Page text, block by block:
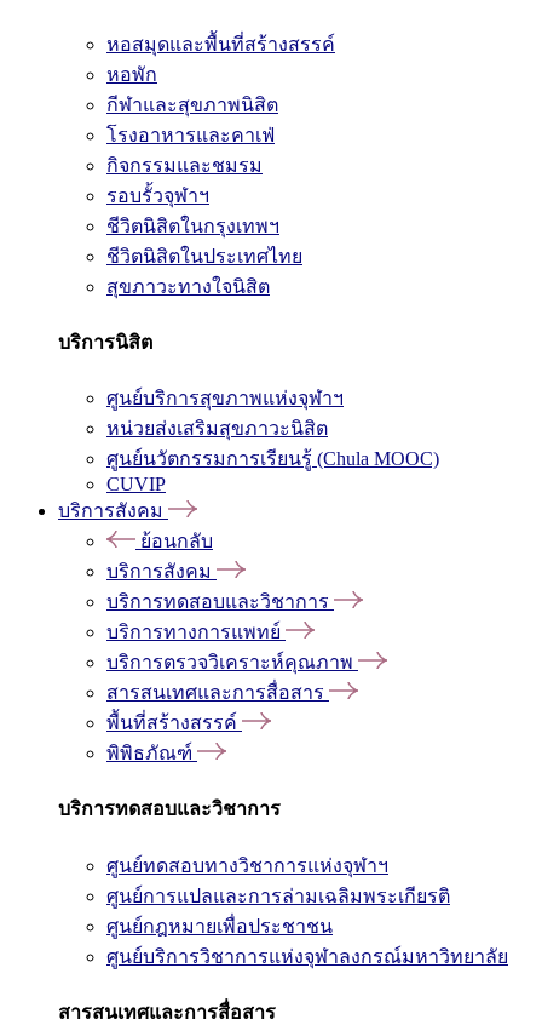
หอสมุดและพื้นที่สร้างสรรค์
หอพัก
กีฬาและสุขภาพนิสิต
โรงอาหารและคาเฟ่
กิจกรรมและชมรม
รอบรั้วจุฬาฯ
ชีวิตนิสิตในกรุงเทพฯ
ชีวิตนิสิตในประเทศไทย
สุขภาวะทางใจนิสิต
บริการนิสิต
ศูนย์บริการสุขภาพแห่งจุฬาฯ
หน่วยส่งเสริมสุขภาวะนิสิต
ศูนย์นวัตกรรมการเรียนรู้ (Chula MOOC)
CUVIP
บริการสังคม
ย้อนกลับ
บริการสังคม
บริการทดสอบและวิชาการ
บริการทางการแพทย์
บริการตรวจวิเคราะห์คุณภาพ
สารสนเทศและการสื่อสาร
พื้นที่สร้างสรรค์
พิพิธภัณฑ์
บริการทดสอบและวิชาการ
ศูนย์ทดสอบทางวิชาการแห่งจุฬาฯ
ศูนย์การแปลและการล่ามเฉลิมพระเกียรติ
ศูนย์กฎหมายเพื่อประชาชน
ศูนย์บริการวิชาการแห่งจุฬาลงกรณ์มหาวิทยาลัย
สารสนเทศและการสื่อสาร